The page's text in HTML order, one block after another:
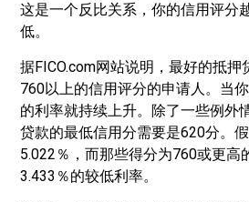
这是一个反比关系，你的信用评分
低。
据FICO.com网站说明，最好的抵
760以上的信用评分的申请人。当
的利率就持续上升。除了一些例外
贷款的最低信用分需要是620分。
5.022％，而那些得分为760或更高
3.433％的较低利率。